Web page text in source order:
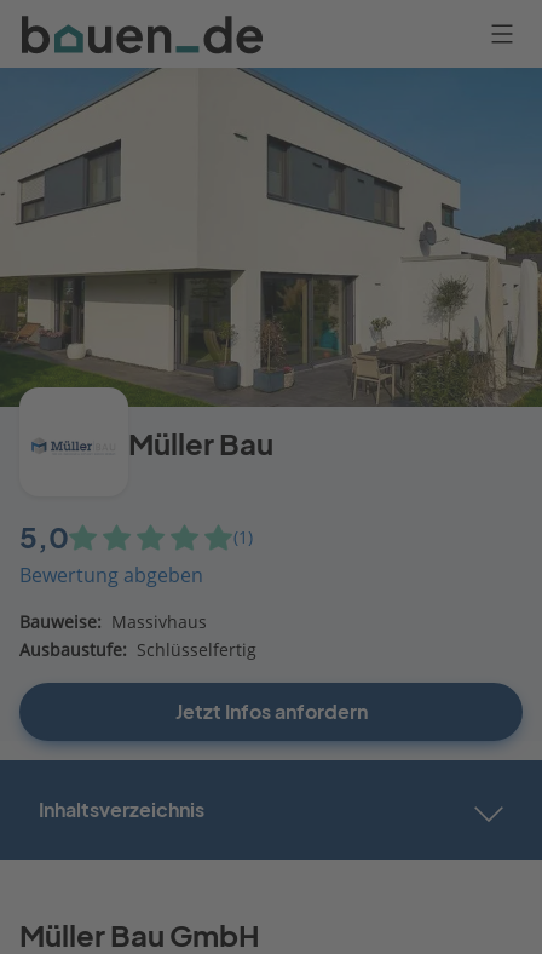
Bauen
Logo
Anmelden
Müller Bau
5,0 (1)
Bewertung abgeben
Bauweise: Massivhaus
Ausbaustufe: Schlüsselfertig
Jetzt Infos anfordern
Inhaltsverzeichnis
Müller Bau GmbH